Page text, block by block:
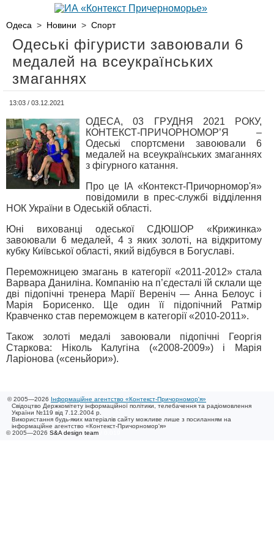
Одеса > Новини > Спорт
Одеські фігуристи завоювали 6
медалей на всеукраїнських
змаганнях
13:03 / 03.12.2021
ОДЕСА, 03 ГРУДНЯ 2021 РОКУ,
КОНТЕКСТ-ПРИЧОРНОМОР’Я –
Одеські спортсмени завоювали 6
медалей на всеукраїнських змаганнях
з фігурного катання.
Про це ІА «Контекст-Причорномор'я»
повідомили в прес-службі відділення
НОК України в Одеській області.
Юні вихованці одеської СДЮШОР «Крижинка»
завоювали 6 медалей, 4 з яких золоті, на відкритому
кубку Київської області, який відбувся в Богуславі.
Переможницею змагань в категорії «2011-2012» стала
Варвара Даниліна. Компанію на п’єдесталі їй склали ще
дві підопічні тренера Марії Вереніч — Анна Белоус і
Марія Борисенко. Ще один її підопічний Ратмір
Кравченко став переможцем в категорії «2010-2011».
Також золоті медалі завоювали підопічні Георгія
Старкова: Ніколь Калугіна («2008-2009») і Марія
Ларіонова («сеньйори»).
© 2005—2026 Інформаційне агентство «Контекст-Причорномор'я»
Свідоцтво Держкомітету інформаційної політики, телебачення та радіомовлення
України №119 від 7.12.2004 р.
Використання будь-яких матеріалів сайту можливе лише з посиланням на
інформаційне агентство «Контекст-Причорномор'я»
© 2005—2026 S&A design team